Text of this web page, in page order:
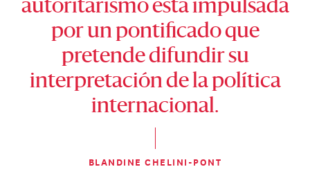
autoritarismo está impulsada
por un pontificado que
pretende difundir su
interpretación de la política
internacional.
BLANDINE CHELINI-PONT